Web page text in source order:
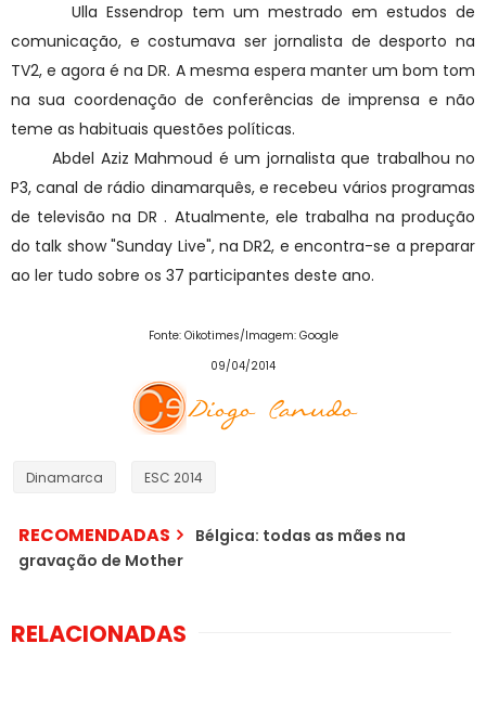
Ulla Essendrop tem um mestrado em estudos de
comunicação, e costumava ser jornalista de desporto na
TV2, e agora é na DR. A mesma espera manter um bom tom
na sua coordenação de conferências de imprensa e não
teme as habituais questões políticas.
Abdel Aziz Mahmoud é um jornalista que trabalhou no
P3, canal de rádio dinamarquês, e recebeu vários programas
de televisão na DR . Atualmente, ele trabalha na produção
do talk show "Sunday Live", na DR2, e encontra-se a preparar
ao ler tudo sobre os 37 participantes deste ano.
Fonte: Oikotimes/Imagem: Google
09/04/2014
Dinamarca ESC 2014
RECOMENDADAS
Bélgica: todas as mães na
gravação de Mother
RELACIONADAS